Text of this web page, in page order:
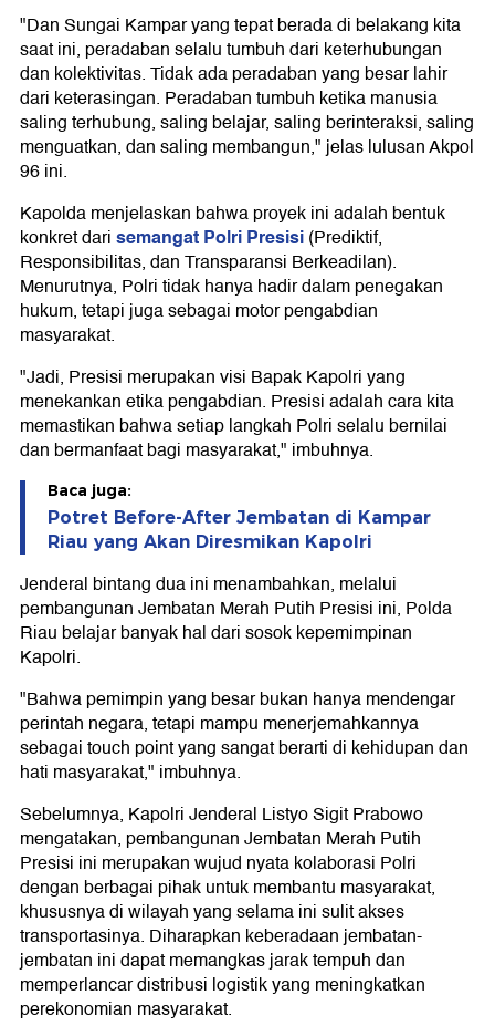
"Dan Sungai Kampar yang tepat berada di belakang kita
saat ini, peradaban selalu tumbuh dari keterhubungan
dan kolektivitas. Tidak ada peradaban yang besar lahir
dari keterasingan. Peradaban tumbuh ketika manusia
saling terhubung, saling belajar, saling berinteraksi, saling
menguatkan, dan saling membangun," jelas lulusan Akpol
96 ini.
Kapolda menjelaskan bahwa proyek ini adalah bentuk
konkret darisemangat Polri Presisi(Prediktif,
Responsibilitas, dan Transparansi Berkeadilan).
Menurutnya, Polri tidak hanya hadir dalam penegakan
hukum, tetapi juga sebagai motor pengabdian
masyarakat.
"Jadi, Presisi merupakan visi Bapak Kapolri yang
menekankan etika pengabdian. Presisi adalah cara kita
memastikan bahwa setiap langkah Polri selalu bernilai
dan bermanfaat bagi masyarakat," imbuhnya.
Baca juga:
Potret Before-After Jembatan di Kampar
Riau yang Akan Diresmikan Kapolri
Jenderal bintang dua ini menambahkan, melalui
pembangunan Jembatan Merah Putih Presisi ini, Polda
Riau belajar banyak hal dari sosok kepemimpinan
Kapolri.
"Bahwa pemimpin yang besar bukan hanya mendengar
perintah negara, tetapi mampu menerjemahkannya
sebagai touch point yang sangat berarti di kehidupan dan
hati masyarakat," imbuhnya.
Sebelumnya, Kapolri Jenderal Listyo Sigit Prabowo
mengatakan, pembangunan Jembatan Merah Putih
Presisi ini merupakan wujud nyata kolaborasi Polri
dengan berbagai pihak untuk membantu masyarakat,
khususnya di wilayah yang selama ini sulit akses
transportasinya. Diharapkan keberadaan jembatan-
jembatan ini dapat memangkas jarak tempuh dan
memperlancar distribusi logistik yang meningkatkan
perekonomian masyarakat.